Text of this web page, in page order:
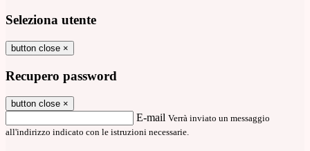
Seleziona utente
button close ×
Recupero password
button close ×
E-mail Verrà inviato un messaggio
all'indirizzo indicato con le istruzioni necessarie.